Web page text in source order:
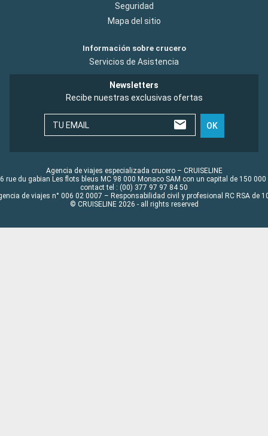
Seguridad
Mapa del sitio
Información sobre crucero
Servicios de Asistencia
Newsletters
Recibe nuestras exclusivas ofertas
TU EMAIL OK
Agencia de viajes especializada crucero – CRUISELINE
rue du gabian Les flots bleus MC 98 000 Monaco SAM con un capital de 150 000
contact tel : (00) 377 97 97 84 50
de viajes n° 006 02 0007 – Responsabilidad civil y profesional RC RSA de
© CRUISELINE 2026 - all rights reserved